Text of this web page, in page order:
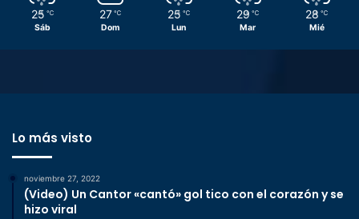
25 ℃
Sáb
27 ℃
Dom
25 ℃
Lun
29 ℃
Mar
28 ℃
Mié
Lo más visto
noviembre 27, 2022
(Video) Un Cantor «cantó» gol tico con el corazón y se
hizo viral